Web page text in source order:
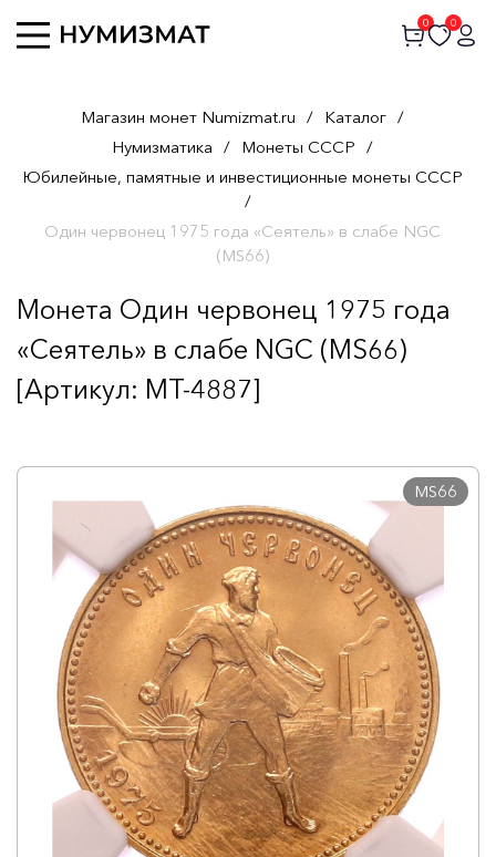
0 0
Магазин монет Numizmat.ru / Каталог /
Нумизматика / Монеты СССР /
Юбилейные, памятные и инвестиционные монеты СССР
/
Один червонец 1975 года «Сеятель» в слабе NGC
(MS66)
Монета Один червонец 1975 года
«Сеятель» в слабе NGC (MS66)
[Артикул: MT-4887]
MS66